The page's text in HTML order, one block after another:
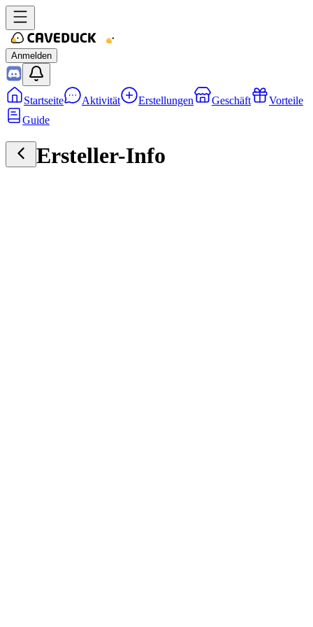
Anmelden
Startseite Aktivität Erstellungen Geschäft
Vorteile
Guide
Ersteller-Info